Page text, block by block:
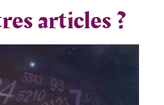
articles ?